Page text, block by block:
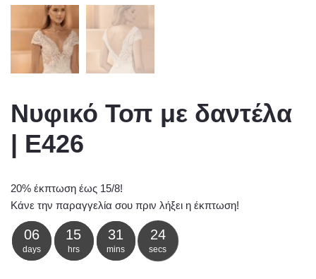
Νυφικό Τοπ με δαντέλα
| Ε426
20% έκπτωση έως 15/8!
Κάνε την παραγγελία σου πριν λήξει η έκπτωση!
06
days
15
hrs
31
mins
24
secs